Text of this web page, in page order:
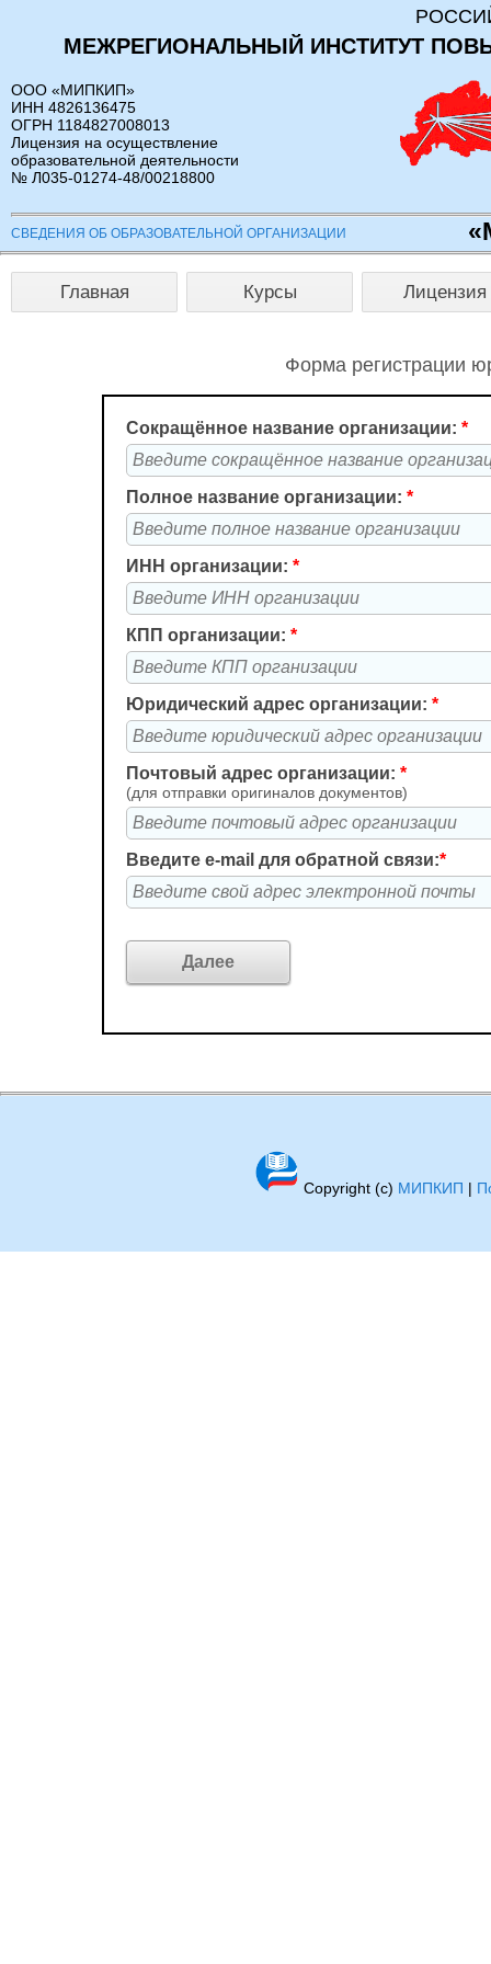
МЕЖРЕГИОНАЛЬНЫЙ ИНСТИТУТ
ООО «МИПКИП»
ИНН 4826136475
ОГРН 1184827008013
Лицензия на осуществление
образовательной деятельности
№ Л035-01274-48/00218800
СВЕДЕНИЯ ОБ ОБРАЗОВАТЕЛЬНОЙ ОРГАНИЗАЦИИ
Главная Курсы Лицензия
Форма регистрации
Сокращённое название организации: *
Полное название организации: *
ИНН организации: *
КПП организации: *
Юридический адрес организации: *
Почтовый адрес организации: *
(для отправки оригиналов документов)
Введите e-mail для обратной связи:*
Copyright (c) МИПКИП |